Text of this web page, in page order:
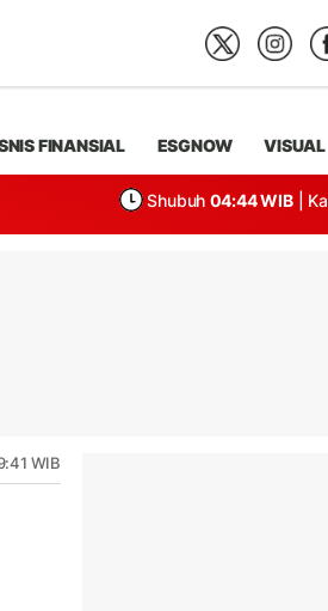
FINANSIAL ESGNOW VISUAL
Shubuh 04:44 WIB |
WIB